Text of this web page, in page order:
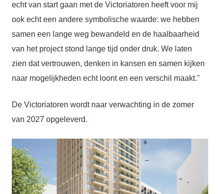
echt van start gaan met de Victoriatoren heeft voor mij
ook echt een andere symbolische waarde: we hebben
samen een lange weg bewandeld en de haalbaarheid
van het project stond lange tijd onder druk. We laten
zien dat vertrouwen, denken in kansen en samen kijken
naar mogelijkheden echt loont en een verschil maakt."
De Victoriatoren wordt naar verwachting in de zomer
van 2027 opgeleverd.